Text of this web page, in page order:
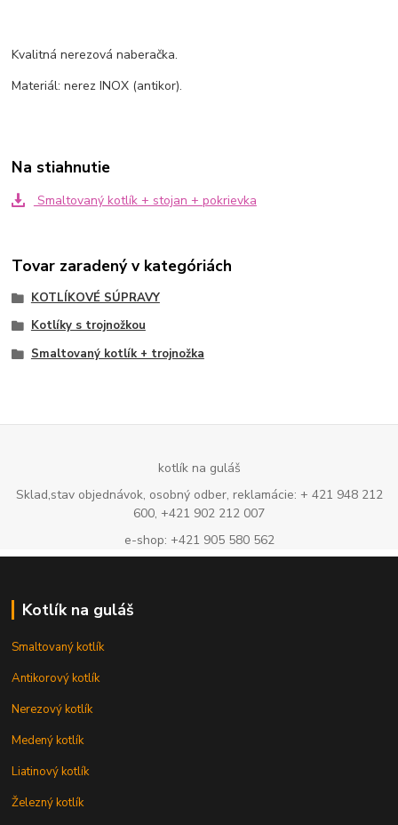
Kvalitná nerezová naberačka.
Materiál: nerez INOX (antikor).
Na stiahnutie
Smaltovaný kotlík + stojan + pokrievka
Tovar zaradený v kategóriách
KOTLÍKOVÉ SÚPRAVY
Kotlíky s trojnožkou
Smaltovaný kotlík + trojnožka
kotlík na guláš
Sklad,stav objednávok, osobný odber, reklamácie: + 421 948 212
600, +421 902 212 007
e-shop: +421 905 580 562
Kotlík na guláš
Smaltovaný kotlík
Antikorový kotlík
Nerezový kotlík
Medený kotlík
Liatinový kotlík
Železný kotlík